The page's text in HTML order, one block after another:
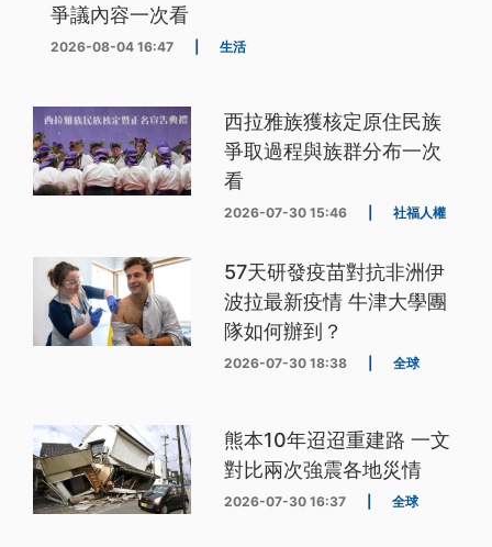
爭議內容一次看
2026-08-04 16:47 生活
西拉雅族獲核定原住民族
爭取過程與族群分布一次
看
2026-07-30 15:46 社福人權
57天研發疫苗對抗非洲伊
波拉最新疫情 牛津大學團
隊如何辦到？
2026-07-30 18:38 全球
熊本10年迢迢重建路 一文
對比兩次強震各地災情
2026-07-30 16:37 全球